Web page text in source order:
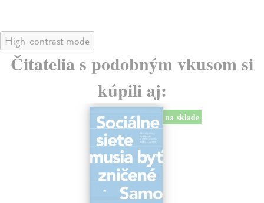
High-contrast mode
Čitatelia s podobným vkusom si
kúpili aj:
na sklade